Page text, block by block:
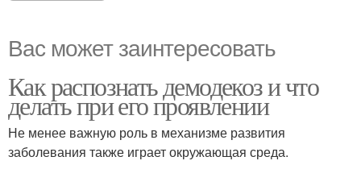
Вас может заинтересовать
Как распознать демодекоз и что
делать при его проявлении
Не менее важную роль в механизме развития
заболевания также играет окружающая среда.